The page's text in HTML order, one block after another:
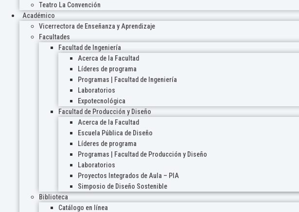
Teatro La Convención
Académico
Vicerrectora de Enseñanza y Aprendizaje
Facultades
Facultad de Ingeniería
Acerca de la Facultad
Líderes de programa
Programas | Facultad de Ingeniería
Laboratorios
Expotecnológica
Facultad de Producción y Diseño
Acerca de la Facultad
Escuela Pública de Diseño
Líderes de programa
Programas | Facultad de Producción y Diseño
Laboratorios
Proyectos Integrados de Aula – PIA
Simposio de Diseño Sostenible
Biblioteca
Catálogo en línea